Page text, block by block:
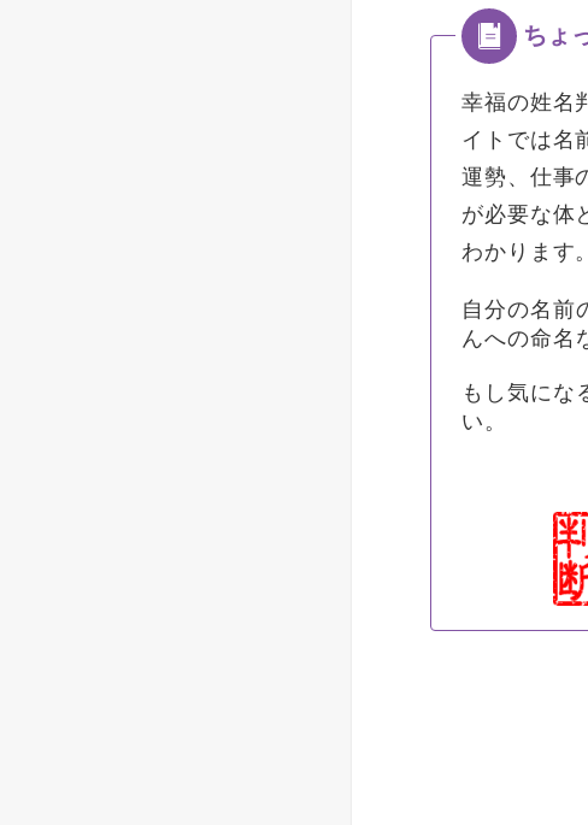
幸福の姓名
イトでは名
運勢、仕事
が必要な体
わかります。
自分の名前
んへの命名
もし気にな
い。